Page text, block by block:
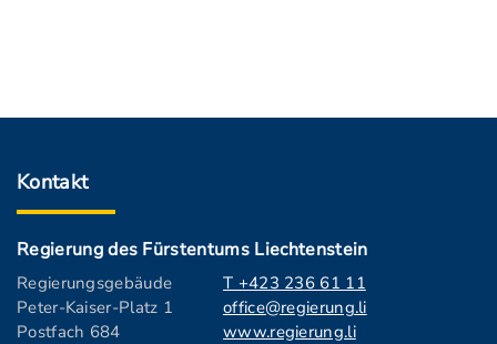
Kontakt
Regierung des Fürstentums Liechtenstein
Regierungsgebäude
Peter-Kaiser-Platz 1
Postfach 684
T +423 236 61 11
office@regierung.li
www.regierung.li